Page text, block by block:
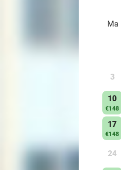
Ma
3
10
€148
17
€148
24